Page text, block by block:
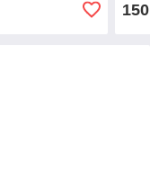
150